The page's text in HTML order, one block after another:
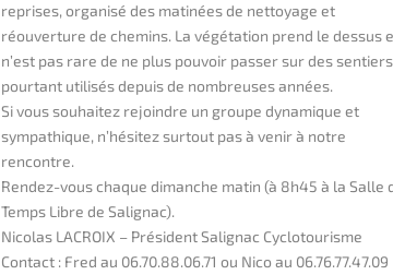
reprises, organisé des matinées de nettoyage et
réouverture de chemins. La végétation prend le dessus
n’est pas rare de ne plus pouvoir passer sur des sentiers
pourtant utilisés depuis de nombreuses années.
Si vous souhaitez rejoindre un groupe dynamique et
sympathique, n’hésitez surtout pas à venir à notre
rencontre.
Rendez-vous chaque dimanche matin (à 8h45 à la Salle
Temps Libre de Salignac).
Nicolas LACROIX – Président Salignac Cyclotourisme
Contact : Fred au 06.70.88.06.71 ou Nico au 06.76.77.47.09